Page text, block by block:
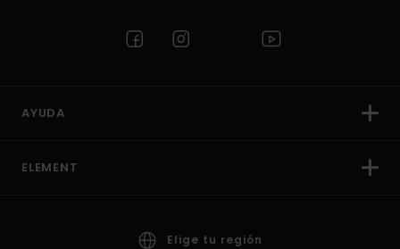
AYUDA
ELEMENT
Elige tu región